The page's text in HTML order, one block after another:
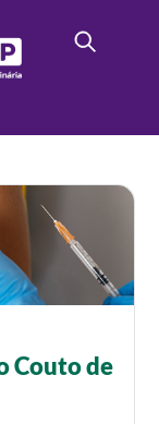
Couto de